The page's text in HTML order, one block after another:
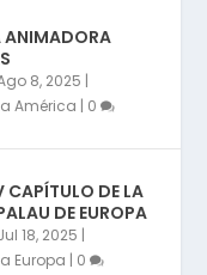
ANIMADORA
8, 2025 |
América | 0
CAPÍTULO DE LA
DE EUROPA
18, 2025 |
Europa | 0